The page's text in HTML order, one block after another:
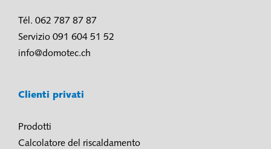
Tél. 062 787 87 87
Servizio 091 604 51 52
info@domotec.ch
Clienti privati
Prodotti
Calcolatore del riscaldamento